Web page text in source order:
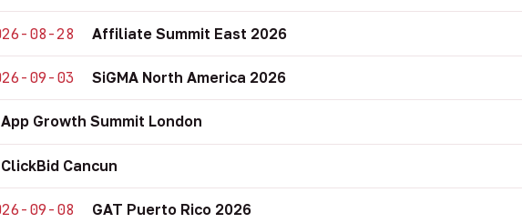
08-28 Affiliate Summit East 2026
09-03 SiGMA North America 2026
App Growth Summit London
ClickBid Cancun
09-08 GAT Puerto Rico 2026